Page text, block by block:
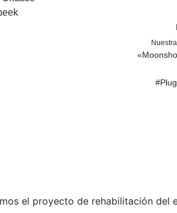
el proyecto de rehabilitación del